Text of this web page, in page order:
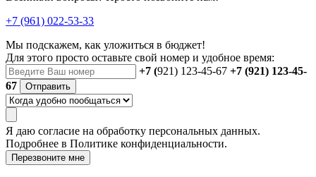
+7 (961) 022-53-33
Мы подскажем, как уложиться в бюджет!
Для этого просто оставьте свой номер и удобное время:
+7 (921) 123-45-67 +7 (921) 123-45-
67
Отправить
Я даю согласие на обработку персональных данных.
Подробнее в Политике конфиденциальности.
Перезвоните мне